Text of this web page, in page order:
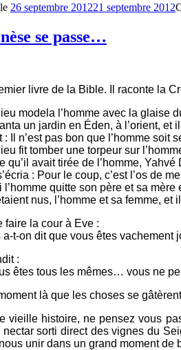
26 septembre 201221 septembre 2012
se passe…
livre de la Bible. Il raconte la
modela l’homme avec la glaise
un jardin en Éden, à l’orient, et
: Il n’est pas bon que l’homme
fit tomber une torpeur sur
qu’il avait tirée de l’homme,
: Pour le coup, c’est l’os de
l’homme quitte son père et sa
nus, l’homme et sa femme, et
faire la cour à Eve :
t-on dit que vous êtes vachement
:
êtes tous les mêmes… vous ne
là que les choses se
vieille histoire, ne pensez vous
sorti direct des vignes du
unir dans un grand moment de